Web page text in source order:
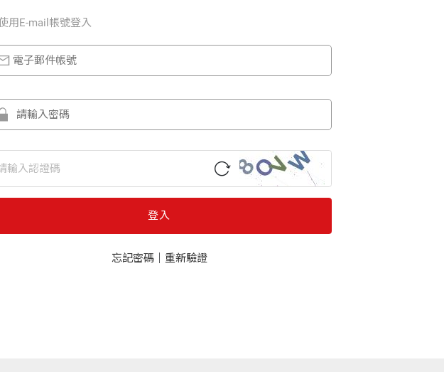
⽤E-mail帳號登入
登入
忘記密碼｜ 重新驗證